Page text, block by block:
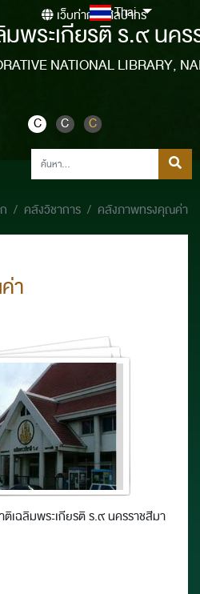
พระเกียรติ ร.๙ นค
NATIONAL LIBRARY,
เว็บท่ากรมศิลปากร
Thai
C C C
คลังวิชาการ คลังภาพทรงคุณค่า
า
เฉลิมพระเกียรติ ร.๙ นครราชสีมา